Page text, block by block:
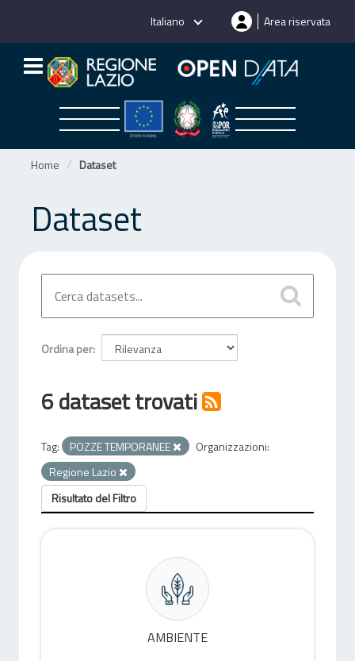
Italiano Area riservata
Home Dataset
Dataset
Ordina per
6 dataset trovati
Tag: POZZE TEMPORANEE
Organizzazioni:
Regione Lazio
Risultato del Filtro
AMBIENTE